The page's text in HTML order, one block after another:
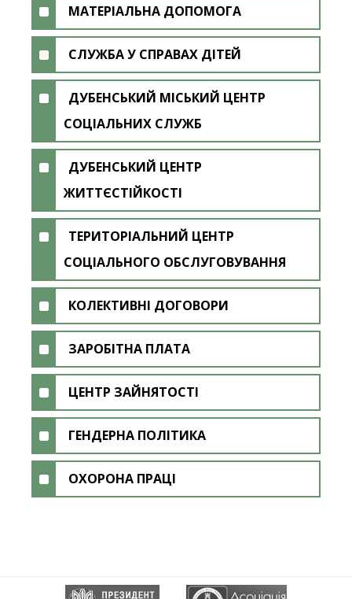
МАТЕРІАЛЬНА ДОПОМОГА
СЛУЖБА У СПРАВАХ ДІТЕЙ
ДУБЕНСЬКИЙ МІСЬКИЙ ЦЕНТР
СОЦІАЛЬНИХ СЛУЖБ
ДУБЕНСЬКИЙ ЦЕНТР
ЖИТТЄСТІЙКОСТІ
ТЕРИТОРІАЛЬНИЙ ЦЕНТР
СОЦІАЛЬНОГО ОБСЛУГОВУВАННЯ
КОЛЕКТИВНІ ДОГОВОРИ
ЗАРОБІТНА ПЛАТА
ЦЕНТР ЗАЙНЯТОСТІ
ГЕНДЕРНА ПОЛІТИКА
ОХОРОНА ПРАЦІ